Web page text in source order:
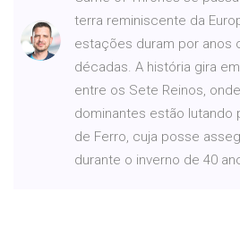
terra reminiscente da
estações duram por anos
décadas. A história gira
entre os Sete Reinos,
dominantes estão lutando
de Ferro, cuja posse
durante o inverno de 40